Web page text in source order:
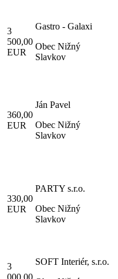
3
500,00
EUR
Gastro - Galaxi
Obec Nižný
Slavkov
360,00
EUR
Ján Pavel
Obec Nižný
Slavkov
330,00
EUR
PARTY s.r.o.
Obec Nižný
Slavkov
3
000,00
SOFT Interiér, s.r.o.